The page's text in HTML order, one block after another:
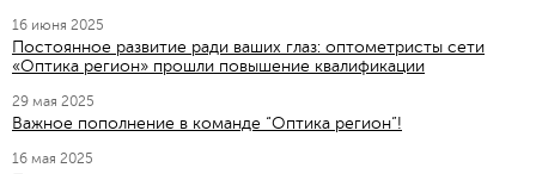
16 июня 2025
Постоянное развитие ради ваших глаз: оптометристы сети
«Оптика регион» прошли повышение квалификации
29 мая 2025
Важное пополнение в команде “Оптика регион”!
16 мая 2025